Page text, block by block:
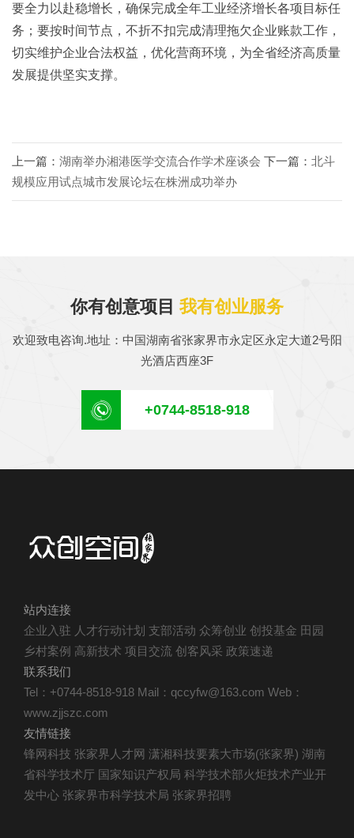
要全力以赴稳增长，确保完成全年工业经济增长各项目标任
务；要按时间节点，不折不扣完成清理拖欠企业账款工作，
切实维护企业合法权益，优化营商环境，为全省经济高质量
发展提供坚实支撑。
上一篇： 湖南举办湘港医学交流合作学术座谈会 下一篇： 北斗
规模应用试点城市发展论坛在株洲成功举办
你有创意项目 我有创业服务
欢迎致电咨询.地址：中国湖南省张家界市永定区永定大道2号阳
光酒店西座3F
+0744-8518-918
站内连接
企业入驻 人才行动计划 支部活动 众筹创业 创投基金 田园
乡村案例 高新技术 项目交流 创客风采 政策速递
联系我们
Tel：+0744-8518-918 Mail：qccyfw@163.com Web：
www.zjjszc.com
友情链接
锋网科技 张家界人才网 潇湘科技要素大市场(张家界) 湖南
省科学技术厅 国家知识产权局 科学技术部火炬技术产业开
发中心 张家界市科学技术局 张家界招聘